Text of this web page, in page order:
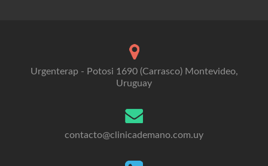
Urgenterap - Potosi 1690 (Carrasco) Montevideo,
Uruguay
contacto@clinicademano.com.uy